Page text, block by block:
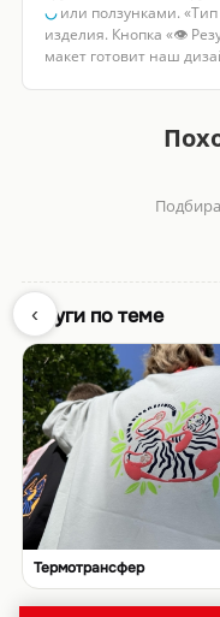
◡или ползунками. «Тип
изделия. Кнопка «👁
макет готовит наш
‹
Услуги по теме
Термотрансфер